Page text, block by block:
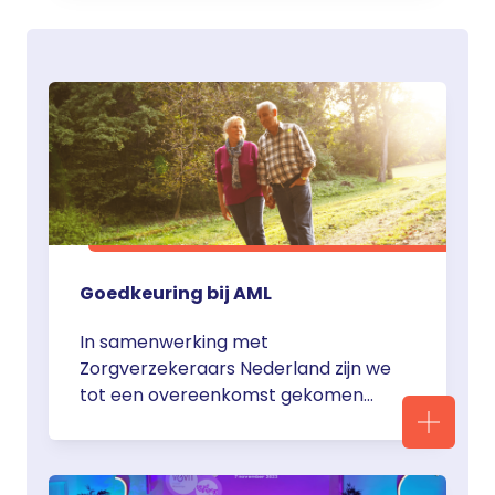
Goedkeuring bij AML
In samenwerking met
Zorgverzekeraars Nederland zijn we
tot een overeenkomst gekomen
november 2023 de
vergoedingsstatus voor